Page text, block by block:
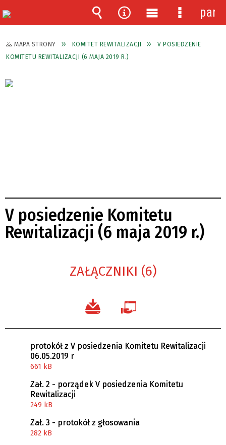
MAPA STRONY KOMITET REWITALIZACJI
V POSIEDZENIE
KOMITETU REWITALIZACJI (6 MAJA 2019 R.)
V posiedzenie Komitetu
Rewitalizacji (6 maja 2019 r.)
ZAŁĄCZNIKI (6)
protokół z V posiedzenia Komitetu Rewitalizacji
06.05.2019 r
661 kB
Zał. 2 - porządek V posiedzenia Komitetu
Rewitalizacji
249 kB
Zał. 3 - protokół z głosowania
282 kB
Wyszukiwarka
Narzędzia
Menu
główne
Menu